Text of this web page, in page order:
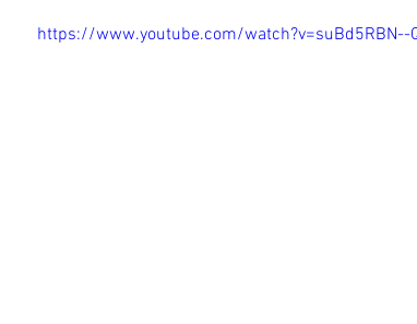
https://www.youtube.com/watch?v=suBd5RBN--